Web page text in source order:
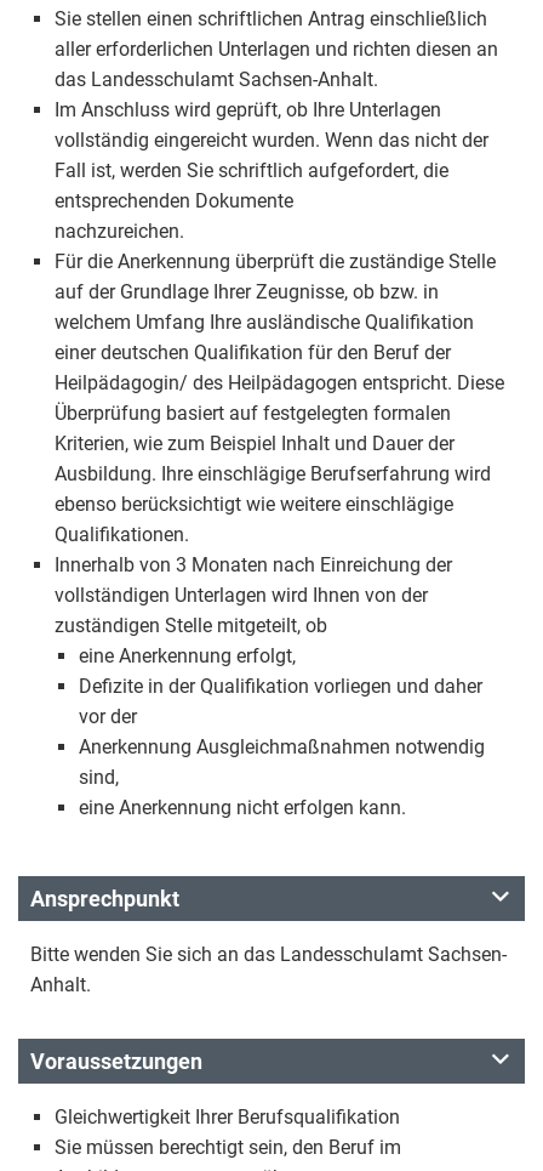
Sie stellen einen schriftlichen Antrag einschließlich
aller erforderlichen Unterlagen und richten diesen an
das Landesschulamt Sachsen-Anhalt.
Im Anschluss wird geprüft, ob Ihre Unterlagen
vollständig eingereicht wurden. Wenn das nicht der
Fall ist, werden Sie schriftlich aufgefordert, die
entsprechenden Dokumente
nachzureichen.
Für die Anerkennung überprüft die zuständige Stelle
auf der Grundlage Ihrer Zeugnisse, ob bzw. in
welchem Umfang Ihre ausländische Qualifikation
einer deutschen Qualifikation für den Beruf der
Heilpädagogin/ des Heilpädagogen entspricht. Diese
Überprüfung basiert auf festgelegten formalen
Kriterien, wie zum Beispiel Inhalt und Dauer der
Ausbildung. Ihre einschlägige Berufserfahrung wird
ebenso berücksichtigt wie weitere einschlägige
Qualifikationen.
Innerhalb von 3 Monaten nach Einreichung der
vollständigen Unterlagen wird Ihnen von der
zuständigen Stelle mitgeteilt, ob
eine Anerkennung erfolgt,
Defizite in der Qualifikation vorliegen und daher
vor der
Anerkennung Ausgleichmaßnahmen notwendig
sind,
eine Anerkennung nicht erfolgen kann.
Ansprechpunkt
Bitte wenden Sie sich an das Landesschulamt Sachsen-
Anhalt.
Voraussetzungen
Gleichwertigkeit Ihrer Berufsqualifikation
Sie müssen berechtigt sein, den Beruf im